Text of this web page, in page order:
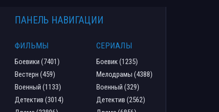
ПАНЕЛЬ НАВИГАЦИИ
ФИЛЬМЫ
Боевики (7401)
Вестерн (459)
Военный (1133)
Детектив (3014)
СЕРИАЛЫ
Боевик (1235)
Мелодрамы (4388)
Военный (329)
Детектив (2562)